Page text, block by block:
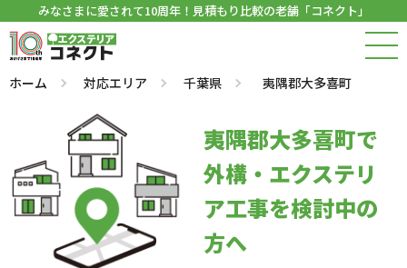
みなさまに愛されて10周年！見積もり比較の老舗「コネクト」
ホーム 対応エリア 千葉県 夷隅郡大多喜町
夷隅郡大多喜町で
外構・エクステリ
ア工事を検討中の
方へ